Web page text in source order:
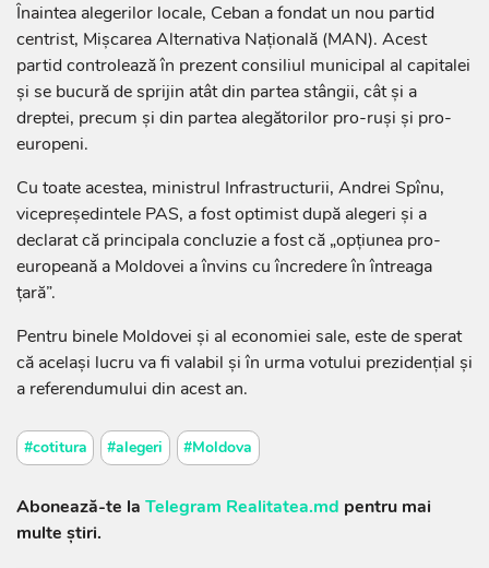
Înaintea alegerilor locale, Ceban a fondat un nou partid
centrist, Mișcarea Alternativa Națională (MAN). Acest
partid controlează în prezent consiliul municipal al capitalei
și se bucură de sprijin atât din partea stângii, cât și a
dreptei, precum și din partea alegătorilor pro-ruși și pro-
europeni.
Cu toate acestea, ministrul Infrastructurii, Andrei Spînu,
vicepreședintele PAS, a fost optimist după alegeri și a
declarat că principala concluzie a fost că „opțiunea pro-
europeană a Moldovei a învins cu încredere în întreaga
țară”.
Pentru binele Moldovei și al economiei sale, este de sperat
că același lucru va fi valabil și în urma votului prezidențial și
a referendumului din acest an.
#cotitura #alegeri #Moldova
Abonează-te la Telegram Realitatea.md pentru mai
multe știri.